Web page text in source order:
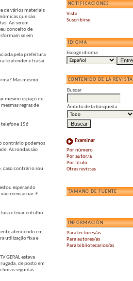
NOTIFICACIONES
Vista
Suscribirse
IDIOMA
Escoge idioma
CONTENIDO DE LA REVISTA
Buscar
Ámbito de la búsqueda
Examinar
Por número
Por autor/a
Por título
Otras revistas
TAMAÑO DE FUENTE
INFORMACIÓN
Para lectores/as
Para autores/as
Para bibliotecarios/as
de vários materiais
que são
Ao serem
conceito de
se em
pela prefeitura
te atender e tratar
Mas mesmo
mesmo espaço de
regras de
telefone 156
contrário podemos
As rondas são
caso contrário sou
esperando
reencarnar. E
e levar entulho
atendendo em
utilização fixa e
GERAL estava
de posto em
seguidas.-